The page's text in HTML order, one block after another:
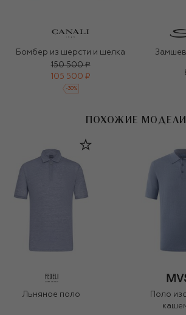
Бомбер из шерсти и шелка
150 500 ₽
105 500 ₽
-30%
ПОХОЖИЕ МОДЕЛИ
Льняное поло
Поло